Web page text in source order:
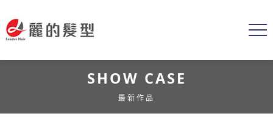
SHOW CASE
最新作品